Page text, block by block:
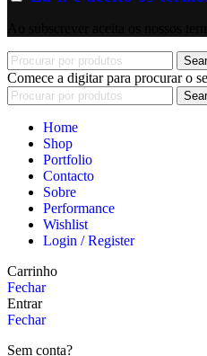
Comece a digitar para procurar o
Home
Shop
Portfolio
Contacto
Sobre
Performance
Wishlist
Login / Register
Carrinho
Fechar
Entrar
Fechar
Sem conta?